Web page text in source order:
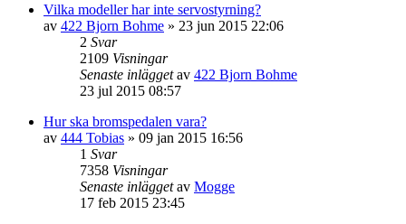
Vilka modeller har inte servostyrning?
av 422 Bjorn Bohme » 23 jun 2015 22:06
2 Svar
2109 Visningar
Senaste inläggetav 422 Bjorn Bohme
23 jul 2015 08:57
Hur ska bromspedalen vara?
av 444 Tobias » 09 jan 2015 16:56
1 Svar
7358 Visningar
Senaste inläggetav Mogge
17 feb 2015 23:45